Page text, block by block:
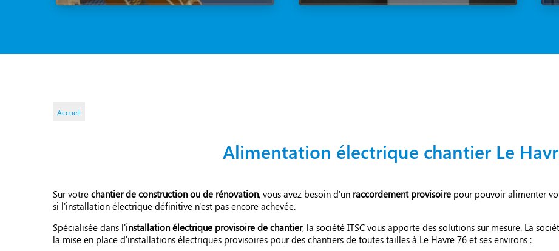
Accueil
Alimentation électrique chantier Le
Sur votre chantier de construction ou de rénovation, vous avez besoin d'un raccordement provisoire pour pouvoir alimenter
si l'installation électrique définitive n'est pas encore achevée.
Spécialisée dans l'installation électrique provisoire de chantier, la société ITSC vous apporte des solutions sur mesure. La
la mise en place d'installations électriques provisoires pour des chantiers de toutes tailles à Le Havre 76 et ses environs :